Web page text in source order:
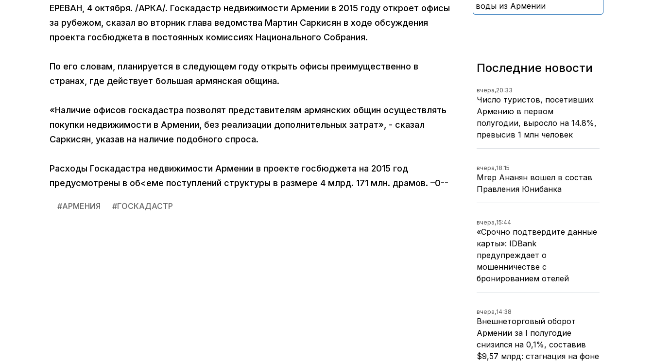
ЕРЕВАН, 4 октября. /АРКА/. Госкадастр недвижимости Армении в 2015 году откроет офисы
за рубежом, сказал во вторник глава ведомства Мартин Саркисян в ходе обсуждения
проекта госбюджета в постоянных комиссиях Национального Собрания.
По его словам, планируется в следующем году открыть офисы преимущественно в
странах, где действует большая армянская община.
«Наличие офисов госкадастра позволят представителям армянских общин осуществлять
покупки недвижимости в Армении, без реализации дополнительных затрат», - сказал
Саркисян, указав на наличие подобного спроса.
Расходы Госкадастра недвижимости Армении в проекте госбюджета на 2015 год
предусмотрены в об<еме поступлений структуры в размере 4 млрд. 171 млн. драмов. –0--
#АРМЕНИЯ #ГОСКАДАСТР
воды из Армении
Последние новости
вчера,20:33
Число туристов, посетивших
Армению в первом
полугодии, выросло на 14.8%,
превысив 1 млн человек
вчера,18:15
Мгер Ананян вошел в состав
Правления Юнибанка
вчера,15:44
«Срочно подтвердите данные
карты»: IDBank
предупреждает о
мошенничестве с
бронированием отелей
вчера,14:38
Внешнеторговый оборот
Армении за I полугодие
снизился на 0,1%, составив
$9,57 млрд: стагнация на фоне